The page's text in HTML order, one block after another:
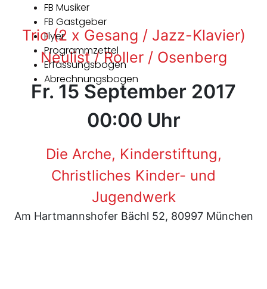
FB Musiker
FB Gastgeber
Flyer
Programmzettel
Erfassungsbogen
Abrechnungsbogen
Trio (2 x Gesang / Jazz-Klavier)
Neulist / Roller / Osenberg
Fr. 15 September 2017
00:00 Uhr
Die Arche, Kinderstiftung,
Christliches Kinder- und
Jugendwerk
Am Hartmannshofer Bächl 52, 80997 München